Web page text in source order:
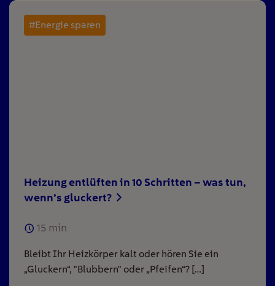
#Energie sparen
Heizung entlüften in 10 Schritten – was tun,
wenn’s gluckert?
15 min
Bleibt Ihr Heizkörper kalt oder hören Sie ein
„Gluckern“, "Blubbern" oder „Pfeifen“? […]